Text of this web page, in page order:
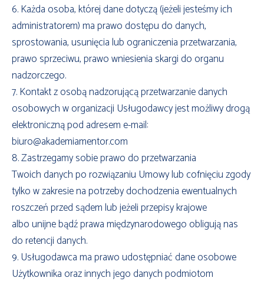
6. Każda osoba, której dane dotyczą (jeżeli jesteśmy ich
administratorem) ma prawo dostępu do danych,
sprostowania, usunięcia lub ograniczenia przetwarzania,
prawo sprzeciwu, prawo wniesienia skargi do organu
nadzorczego.
7. Kontakt z osobą nadzorującą przetwarzanie danych
osobowych w organizacji Usługodawcy jest możliwy drogą
elektroniczną pod adresem e-mail:
biuro@akademiamentor.com
8. Zastrzegamy sobie prawo do przetwarzania
Twoich danych po rozwiązaniu Umowy lub cofnięciu zgody
tylko w zakresie na potrzeby dochodzenia ewentualnych
roszczeń przed sądem lub jeżeli przepisy krajowe
albo unijne bądź prawa międzynarodowego obligują nas
do retencji danych.
9. Usługodawca ma prawo udostępniać dane osobowe
Użytkownika oraz innych jego danych podmiotom